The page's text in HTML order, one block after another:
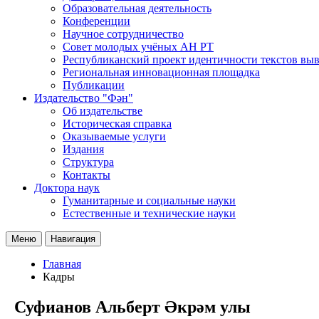
Образовательная деятельность
Конференции
Научное сотрудничество
Совет молодых учёных АН РТ
Республиканский проект идентичности текстов
Региональная инновационная площадка
Публикации
Издательство "Фән"
Об издательстве
Историческая справка
Оказываемые услуги
Издания
Структура
Контакты
Доктора наук
Гуманитарные и социальные науки
Естественные и технические науки
Меню Навигация
Главная
Кадры
Суфианов Альберт Әкрәм улы